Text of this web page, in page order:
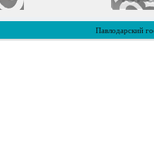
Павлодарский